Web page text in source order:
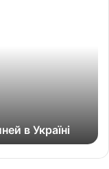
в Україні